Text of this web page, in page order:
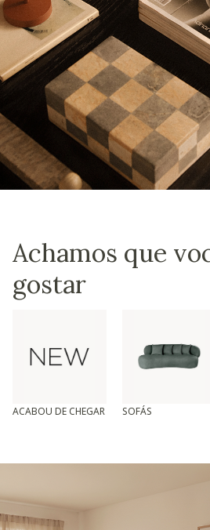
Achamos que
gostar
ACABOU DE CHEGAR SOFÁS